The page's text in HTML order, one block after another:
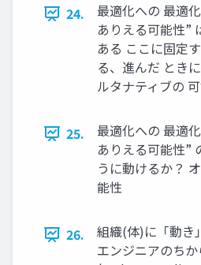
24.
最適化への 最適
ありえる可能性”
ある ここに固定
る、進んだ とき
ルタナティブの
25.
最適化への 最適
ありえる可能性”
うに動けるか？
能性
26.
組織(体)に「動き
エンジニアのち